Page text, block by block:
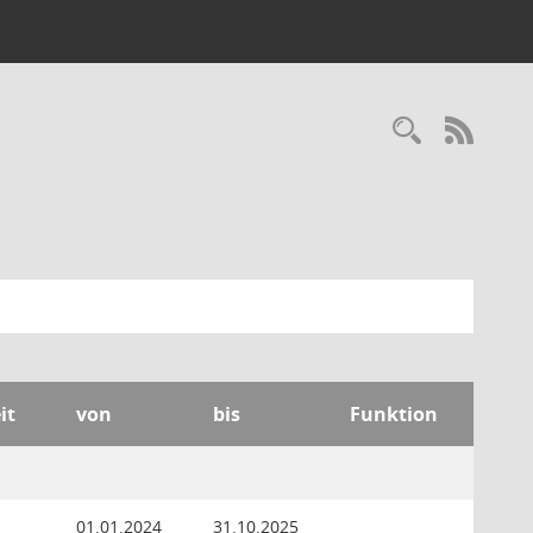
von bis Funktion
01.01.2024 31.10.2025